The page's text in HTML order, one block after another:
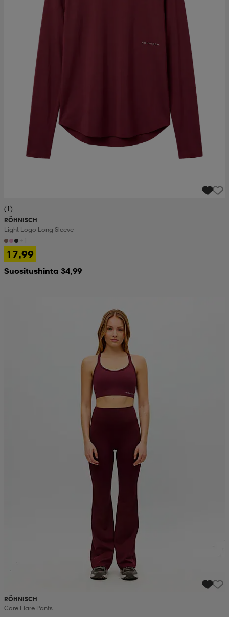
(1)
RÖHNISCH
Light Logo Long Sleeve
17,99
Suositushinta 34,99
RÖHNISCH
Core Flare Pants